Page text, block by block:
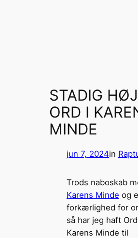
STADIG
ORD I
MINDE
jun 7, 2024in
Trods naboskab
Karens Minde og
forkærlighed for
så har jeg haft
Karens Minde til